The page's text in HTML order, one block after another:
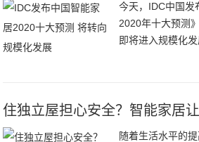
今天，IDC中国发
2020年十大预测
即将进入规模化
能家居市场从孕
住独立屋担心安全？智能家居
随着生活水平的